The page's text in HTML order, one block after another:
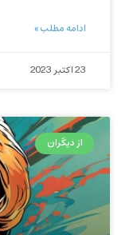
ادامه مطلب »
23 اکتبر 2023
از دیگران